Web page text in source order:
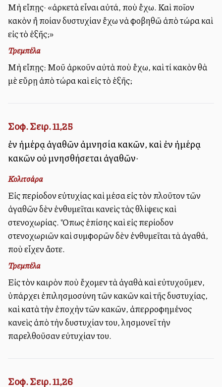
Μὴ εἴπῃς· «ἀρκετὰ εἶναι αὐτά, ποὺ ἔχω. Καὶ ποῖον
κακὸν ἢ ποίαν δυστυχίαν ἔχω νὰ φοβηθῶ ἀπὸ τώρα καὶ
εἰς τὸ ἐξῆς;»
Τρεμπέλα
Μὴ εἴπῃς: Μοῦ ἀρκοῦν αὐτὰ ποὺ ἔχω, καὶ τί κακὸν θὰ
μὲ εὕρῃ ἀπὸ τώρα καὶ εἰς τὸ ἑξῆς;
Σοφ. Σειρ. 11,25
ἐν ἡμέρᾳ ἀγαθῶν ἀμνησία κακῶν, καὶ ἐν ἡμέρᾳ
κακῶν οὐ μνησθήσεται ἀγαθῶν·
Κολιτσάρα
Εἰς περίοδον εὐτυχίας καὶ μέσα εἰς τὸν πλοῦτον τῶν
ἀγαθῶν δὲν ἐνθυμεῖται κανεὶς τὰς θλίψεις καὶ
στενοχωρίας. Ὅπως ἐπίσης καὶ εἰς περίοδον
στενοχωριῶν καὶ συμφορῶν δὲν ἐνθυμεῖται τὰ ἀγαθά,
ποὺ εἶχεν ἄλλοτε.
Τρεμπέλα
Εἰς τὸν καιρὸν ποὺ ἔχομεν τὰ ἀγαθὰ καὶ εὐτυχοῦμεν,
ὑπάρχει ἐπιλησμοσύνη τῶν κακῶν καὶ τῆς δυστυχίας,
καὶ κατὰ τὴν ἐποχὴν τῶν κακῶν, ἀπερροφημένος
κανεὶς ἀπὸ τὴν δυστυχίαν του, λησμονεῖ τὴν
παρελθοῦσαν εὐτυχίαν του.
Σοφ. Σειρ. 11,26